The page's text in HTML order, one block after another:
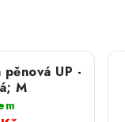
pěnová UP -
M